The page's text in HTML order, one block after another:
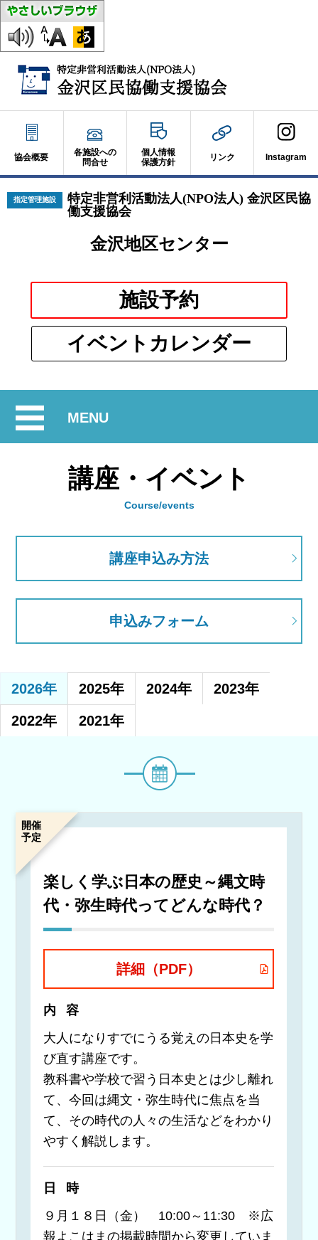
協会概要
各施設への
問合せ
個人情報
保護方針
リンク Instagram
特定非営利活動法人(NPO法人) 金沢区民協
働支援協会
指定管理施設
金沢地区センター
施設予約別
ウ
ィ
ン
開
イベント カレンダー別
ウ
ウ
MENU開
閉
講座・イベント
Course/events
講座申込み方法
申込みフォーム
2026年 2025年 2024年 2023年
2022年 2021年
イ
ベ
ン
ト・
講
開催
予定
楽しく学ぶ日本の歴史～縄文時
代・弥生時代ってどんな時代？
詳細（PDF）
内容
大人になりすでにうる覚えの日本史を学
び直す講座です。
教科書や学校で習う日本史とは少し離れ
て、今回は縄文・弥生時代に焦点を当
て、その時代の人々の生活などをわかり
やすく解説します。
日時
９月１８日（金） 10:00～11:30 ※広
報よこはまの掲載時間から変更していま